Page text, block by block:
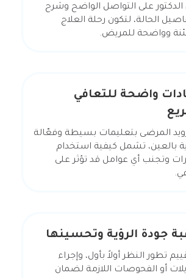
على التواصل الواضح وشرح
الحالة، لتكون رحلة العلاج
وواضحة للمريض.
واضحة للتعافي
المرضى بتعليمات بسيطة وفعّالة
بالعين، تشمل كيفية استخدام
وتجنب أي عوامل قد تؤثر على
جودة الرؤية وتحسينها
تطور النظر أولاً بأول، وإجراء
أو الفحوصات اللازمة لضمان